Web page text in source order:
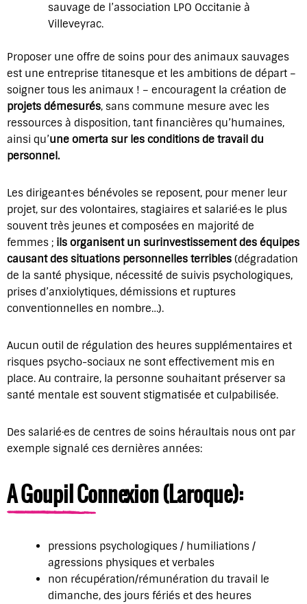
sauvage de l’association LPO Occitanie à
Villeveyrac.
Proposer une offre de soins pour des animaux sauvages
est une entreprise titanesque et les ambitions de départ –
soigner tous les animaux ! – encouragent la création de
projets démesurés, sans commune mesure avec les
ressources à disposition, tant financières qu’humaines,
ainsi qu’une omerta sur les conditions de travail du
personnel.
Les dirigeant·es bénévoles se reposent, pour mener leur
projet, sur des volontaires, stagiaires et salarié·es le plus
souvent très jeunes et composées en majorité de
femmes ; ils organisent un surinvestissement des équipes
causant des situations personnelles terribles (dégradation
de la santé physique, nécessité de suivis psychologiques,
prises d’anxiolytiques, démissions et ruptures
conventionnelles en nombre…).
Aucun outil de régulation des heures supplémentaires et
risques psycho-sociaux ne sont effectivement mis en
place. Au contraire, la personne souhaitant préserver sa
santé mentale est souvent stigmatisée et culpabilisée.
Des salarié·es de centres de soins héraultais nous ont par
exemple signalé ces dernières années:
A Goupil Connexion (Laroque):
pressions psychologiques / humiliations /
agressions physiques et verbales
non récupération/rémunération du travail le
dimanche, des jours fériés et des heures